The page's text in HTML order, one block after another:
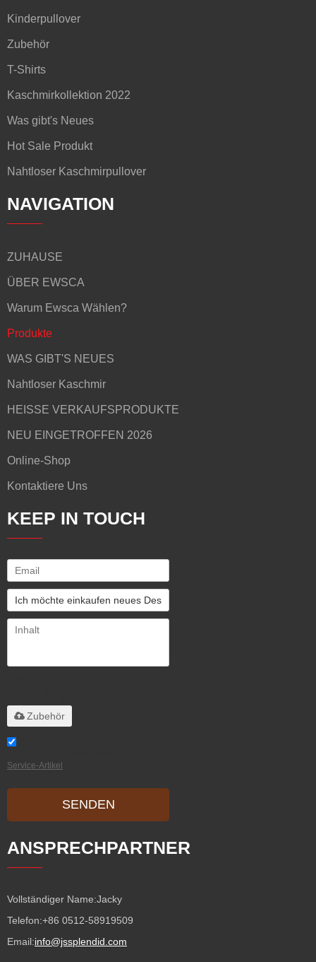
Kinderpullover
Zubehör
T-Shirts
Kaschmirkollektion 2022
Was gibt's Neues
Hot Sale Produkt
Nahtloser Kaschmirpullover
NAVIGATION
ZUHAUSE
ÜBER EWSCA
Warum Ewsca Wählen?
Produkte
WAS GIBT'S NEUES
Nahtloser Kaschmir
HEISSE VERKAUFSPRODUKTE
NEU EINGETROFFEN 2026
Online-Shop
Kontaktiere Uns
KEEP IN TOUCH
Zubehör
Service-Artikel
SENDEN
ANSPRECHPARTNER
Vollständiger Name:Jacky
Telefon:+86 0512-58919509
Email:info@jssplendid.com